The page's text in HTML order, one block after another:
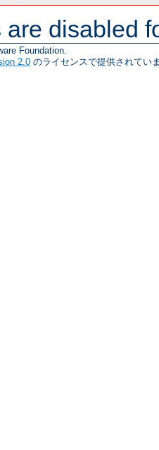
are disabled
Foundation.
2.0 のライセンスで提供されてい